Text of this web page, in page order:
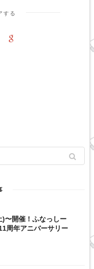
する
〜開催！ふなっしー
周年アニバーサリー